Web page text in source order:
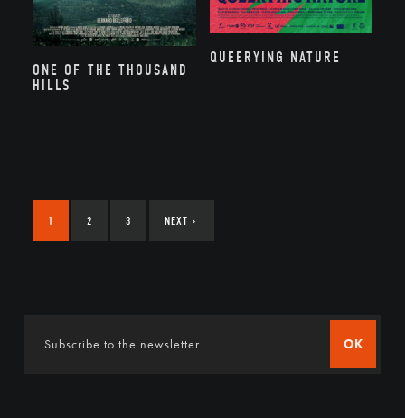
ONE OF THE THOUSAND
HILLS
QUEERYING NATURE
1 2 3 NEXT ›
OK